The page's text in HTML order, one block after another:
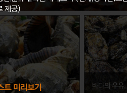
포항시
포항의 구룡포를 빼 놓을 수 없다. 구룡포에서 즐
래블피플이라면 사진을 보자마자 군침부터 삼켰
바다의 우유
제공)
트 미리보기